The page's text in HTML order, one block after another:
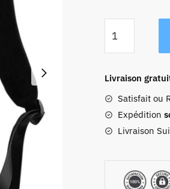
de
Sac
Voyage
Pour
Ordinateur
Portable
Livraison
Satisfait ou
Expédition
Livraison